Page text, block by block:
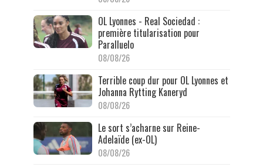
OL Lyonnes - Real Sociedad :
première titularisation pour
Paralluelo
08/08/26
Terrible coup dur pour OL Lyonnes et
Johanna Rytting Kaneryd
08/08/26
Le sort s’acharne sur Reine-
Adelaïde (ex-OL)
08/08/26